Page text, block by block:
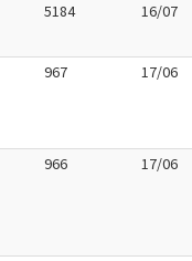
5184 16/07
967 17/06
966 17/06